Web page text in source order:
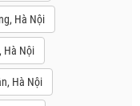
Hà Nội
Hà Nội
Hà Nội